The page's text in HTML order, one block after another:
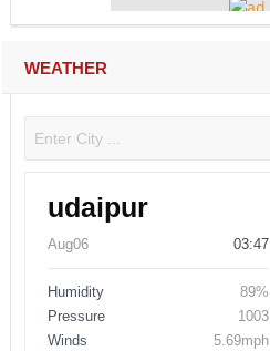
WEATHER
udaipur
Aug06 03:47
Humidity
89%
Pressure
1003
Winds
5.69mph